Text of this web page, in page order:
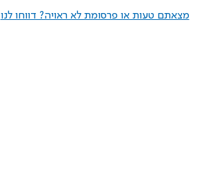
מצאתם טעות או פרסומת לא ראויה? דווחו לנו